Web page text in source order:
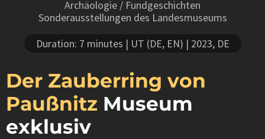
Archäologie / Fundgeschichten
Sonderausstellungen des Landesmuseums
Duration: 7 minutes | UT (DE, EN) | 2023, DE
Der Zauberring von
Paußnitz Museum
exklusiv